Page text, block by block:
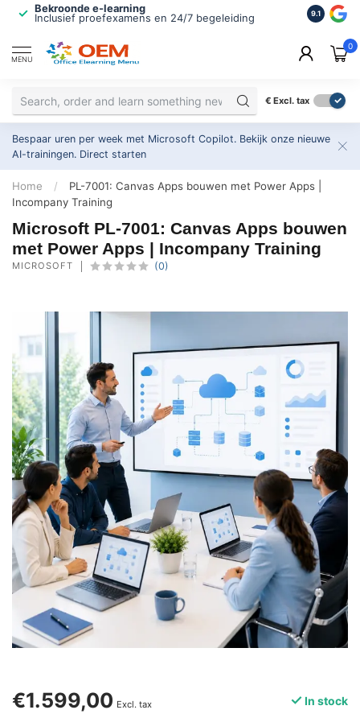
Bekroonde e-learning
Inclusief proefexamens en 24/7 begeleiding
ISO
2.500+
9.1
MENU
0
€ Excl. tax
Bespaar uren per week met Microsoft Copilot. Bekijk onze nieuwe
AI-trainingen. Direct starten
Home /
PL-7001: Canvas Apps bouwen met Power Apps |
Incompany Training
Microsoft PL-7001: Canvas Apps bouwen
met Power Apps | Incompany Training
MICROSOFT (0)
€1.599,00 Excl. tax In stock